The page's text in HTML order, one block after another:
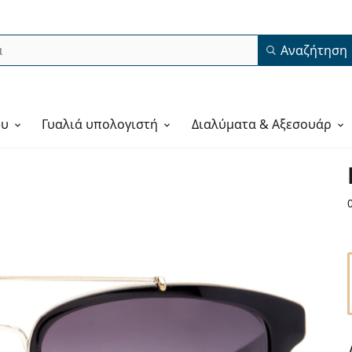
Αναζήτηση
Γυαλιά υπολογιστή Διαλύματα & Αξεσουάρ